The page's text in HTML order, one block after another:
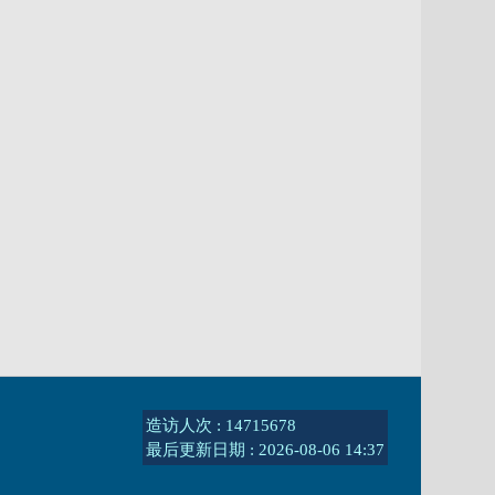
造访人次 : 14715678
最后更新日期 : 2026-08-06 14:37